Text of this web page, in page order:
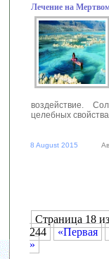
Лечение на
воздействие.
целебных
8 August 2015
Страница 18 из
244
«Первая
»